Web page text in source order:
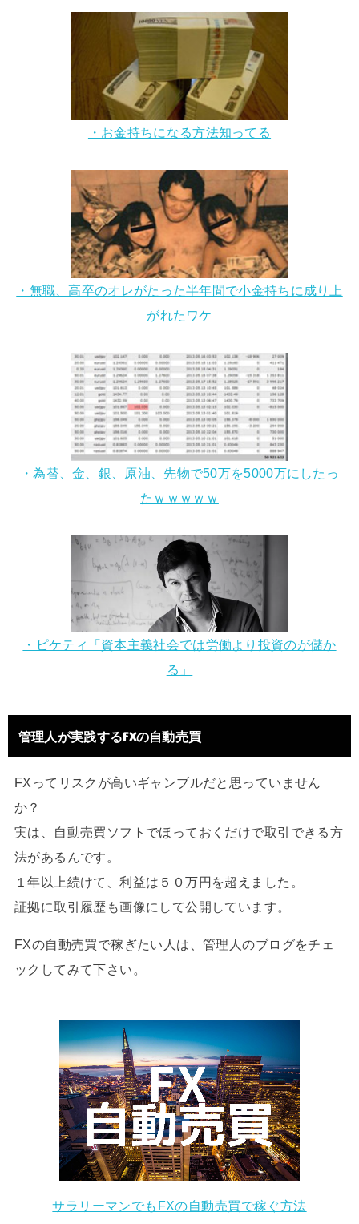
・お金持ちになる方法知ってる
・無職、高卒のオレがたった半年間で小金持ちに成り上
がれたワケ
・為替、金、銀、原油、先物で50万を5000万にしたっ
たｗｗｗｗｗ
・ピケティ「資本主義社会では労働より投資のが儲か
る」
管理人が実践するFXの自動売買
FXってリスクが高いギャンブルだと思っていません
か？
実は、自動売買ソフトでほっておくだけで取引できる方
法があるんです。
１年以上続けて、利益は５０万円を超えました。
証拠に取引履歴も画像にして公開しています。
FXの自動売買で稼ぎたい人は、管理人のブログをチェ
ックしてみて下さい。
サラリーマンでもFXの自動売買で稼ぐ方法